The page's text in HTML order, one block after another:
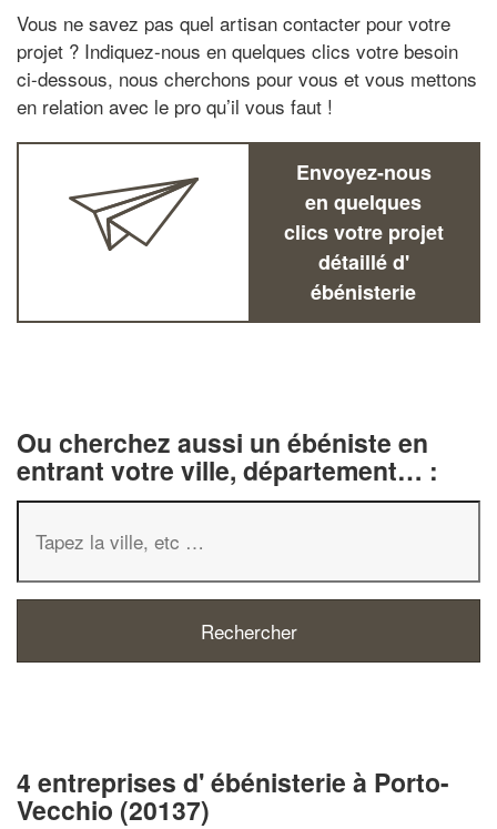
Vous ne savez pas quel artisan contacter pour votre
projet ? Indiquez-nous en quelques clics votre besoin
ci-dessous, nous cherchons pour vous et vous mettons
en relation avec le pro qu’il vous faut !
Envoyez-nous
en quelques
clics votre projet
détaillé d'
ébénisterie
Ou cherchez aussi un ébéniste en
entrant votre ville, département… :
4 entreprises d' ébénisterie à Porto-
Vecchio (20137)